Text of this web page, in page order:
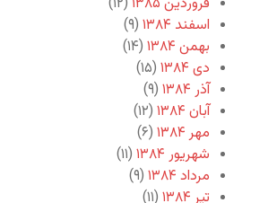
اسفند ۱۳۸۴
(۹)
بهمن ۱۳۸۴
(۱۴)
دی ۱۳۸۴
(۱۵)
آذر ۱۳۸۴
(۹)
آبان ۱۳۸۴
(۱۲)
مهر ۱۳۸۴
(۶)
شهریور ۱۳۸۴
(۱۱)
مرداد ۱۳۸۴
(۹)
تیر ۱۳۸۴
(۱۱)